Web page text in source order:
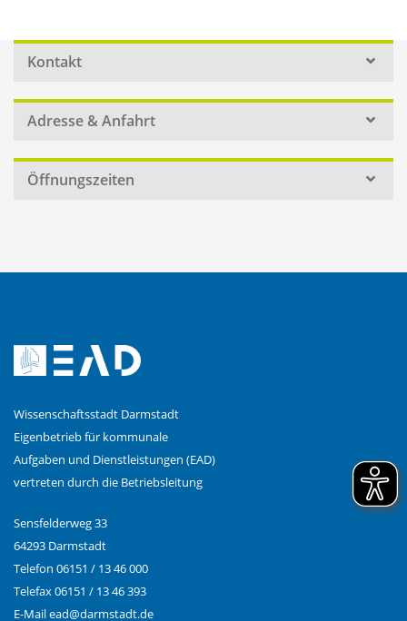
Kontakt
Adresse & Anfahrt
Öffnungszeiten
Wissenschaftsstadt Darmstadt
Eigenbetrieb für kommunale
Aufgaben und Dienstleistungen (EAD)
vertreten durch die Betriebsleitung
Sensfelderweg 33
64293 Darmstadt
Telefon 06151 / 13 46 000
Telefax 06151 / 13 46 393
E-Mailead@darmstadt.de